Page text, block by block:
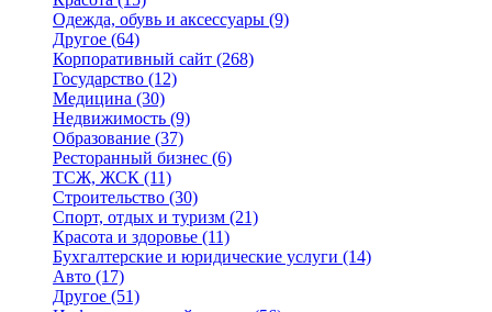
Одежда, обувь и аксессуары (9)
Другое (64)
Корпоративный сайт (268)
Государство (12)
Медицина (30)
Недвижимость (9)
Образование (37)
Ресторанный бизнес (6)
ТСЖ, ЖСК (11)
Строительство (30)
Спорт, отдых и туризм (21)
Красота и здоровье (11)
Бухгалтерские и юридические услуги (14)
Авто (17)
Другое (51)